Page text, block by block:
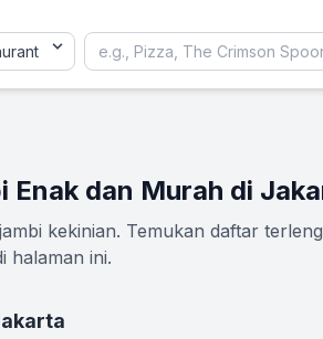
Enak dan Murah di
kekinian. Temukan daftar
halaman ini.